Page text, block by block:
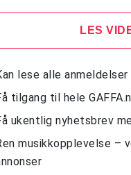
LES
lese alle anmeldelser
tilgang til hele
ukentlig nyhetsbrev
musikkopplevelse –